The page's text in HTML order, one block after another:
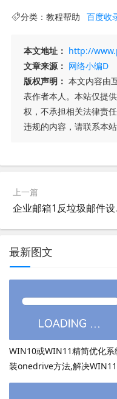
分类： 教程帮助 百度收
本文地址： http://
文章来源： 网络小编D
版权声明： 本文内容由
表作者本人。本站仅提
权，不承担相关法律责
违规的内容，请联系本站
上一篇
企业邮
最新图文
WIN10或WIN11精简优化系
装onedrive方法,解决
装onedrive后无法打开